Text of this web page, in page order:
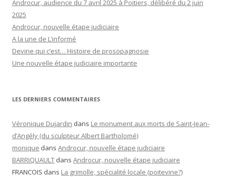
Androcur, audience du 7 avril 2025 à Poitiers, délibéré du 2 juin
2025
Androcur, nouvelle étape judiciaire
A la une de L’informé
Devine qui c’est… Histoire de prosopagnosie
Une nouvelle étape judiciaire importante
LES DERNIERS COMMENTAIRES
Véronique Dujardin dans Le monument aux morts de Saint-Jean-
d’Angély (du sculpteur Albert Bartholomé)
monique dans Androcur, nouvelle étape judiciaire
BARRIQUAULT dans Androcur, nouvelle étape judiciaire
FRANCOIS dans La grimolle, spécialité locale (poitevine?)